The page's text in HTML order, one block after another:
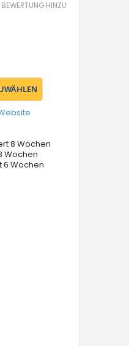
BEWERTUNG HINZU
8 Wochen
Wochen
6 Wochen